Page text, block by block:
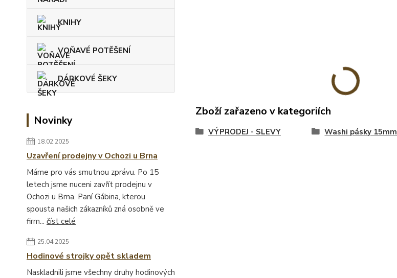
KNIHY
VOŇAVÉ POTĚŠENÍ
DÁRKOVÉ ŠEKY
Novinky
18.02.2025
Uzavření prodejny v Ochozi u Brna
Máme pro vás smutnou zprávu. Po 15
letech jsme nuceni zavřít prodejnu v
Ochozi u Brna. Paní Gábina, kterou
spousta našich zákazníků zná osobně ve
firm... číst celé
25.04.2025
Hodinové strojky opět skladem
Naskladnili jsme všechny druhy hodinových
Zboží zařazeno v kategoriích
VÝPRODEJ - SLEVY Washi pásky 15mm